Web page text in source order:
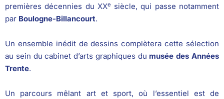
premières décennies du XXe siècle, qui passe notamment
par Boulogne-Billancourt.
Un ensemble inédit de dessins complètera cette sélection
au sein du cabinet d’arts graphiques du musée des Années
Trente.
Un parcours mêlant art et sport, où l’essentiel est de